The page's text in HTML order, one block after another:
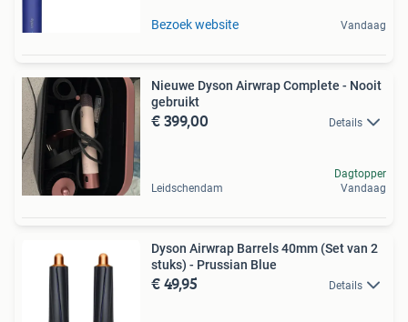
Bezoek website Vandaag
Nieuwe Dyson Airwrap Complete - Nooit
gebruikt
€ 399,00 Details
Leidschendam
Dagtopper
Vandaag
Dyson Airwrap Barrels 40mm (Set van 2
stuks) - Prussian Blue
€ 49,95 Details